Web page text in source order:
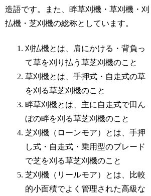
造語です。また、畔草刈機・草刈機・刈
払機・芝刈機の総称としています。
刈払機とは、肩にかける・背負っ
て草を刈り払う草芝刈機のこと
草刈機とは、手押式・自走式の草
を刈る草芝刈機のこと
畔草刈機とは、主に自走式で田ん
ぼの畔を刈る草芝刈機のこと
芝刈機（ローンモア）とは、手押
し式・自走式・乗用型のブレード
で芝を刈る草芝刈機のこと
芝刈機（リールモア）とは、比較
的小面積でよく管理された高級な